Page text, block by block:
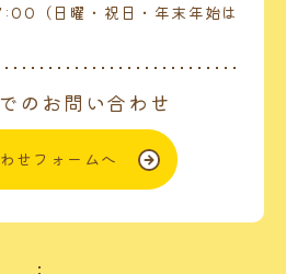
（日曜・祝日・年末年始は
のお問い合わせ
せフォームへ